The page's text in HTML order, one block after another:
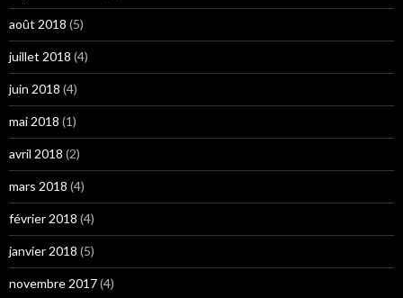
août 2018 (5)
juillet 2018 (4)
juin 2018 (4)
mai 2018 (1)
avril 2018 (2)
mars 2018 (4)
février 2018 (4)
janvier 2018 (5)
novembre 2017(4)